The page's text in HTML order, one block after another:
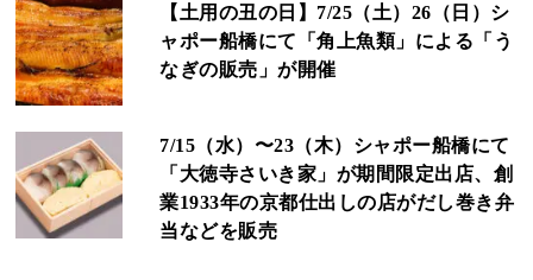
【土用の丑の日】7/25（土）26（日）シ
ャポー船橋にて「角上魚類」による「う
なぎの販売」が開催
7/15（水）〜23（木）シャポー船橋にて
「大徳寺さいき家」が期間限定出店、創
業1933年の京都仕出しの店がだし巻き弁
当などを販売